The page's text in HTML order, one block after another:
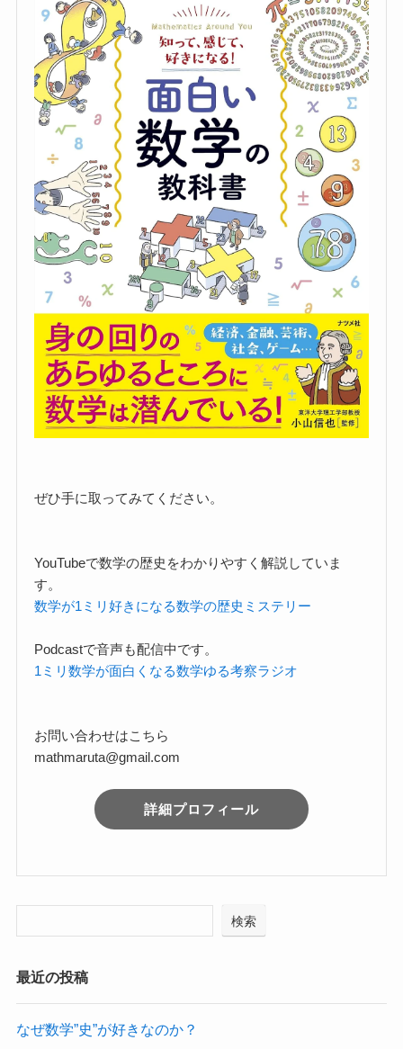
ぜひ手に取ってみてください。
YouTubeで数学の歴史をわかりやすく解説していま
す。
数学が1ミリ好きになる数学の歴史ミステリー
Podcastで音声も配信中です。
1ミリ数学が面白くなる数学ゆる考察ラジオ
お問い合わせはこちら
mathmaruta@gmail.com
詳細プロフィール
検索
最近の投稿
なぜ数学”史”が好きなのか？